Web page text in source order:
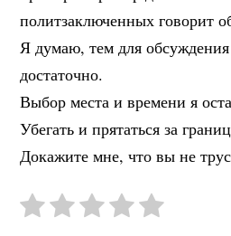
политзаключенных говорит
Я думаю, тем для
достаточно.
Выбор места и времени я
Убегать и прятаться за
Докажите мне, что вы не